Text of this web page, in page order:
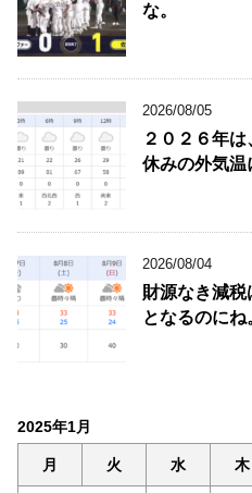
な。
2026/08/05
２０２６年
休みの外気温
2026/08/04
財源なき減
となるのにね
2025年1月
月 火 水 木